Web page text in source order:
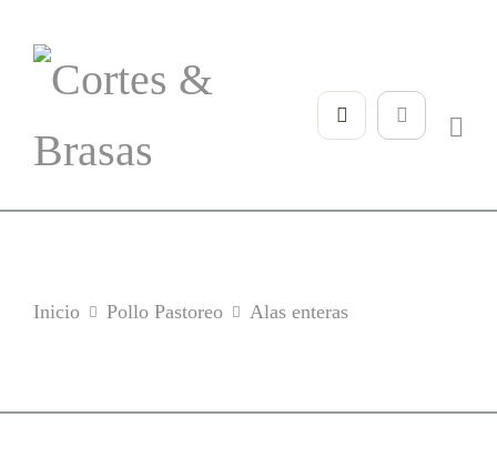
Inicio Pollo Pastoreo Alas enteras